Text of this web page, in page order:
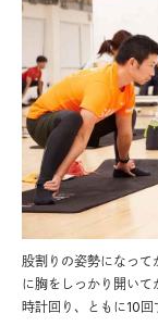
股割りの姿勢になって
に胸をしっかり開い
時計回り、ともに10回